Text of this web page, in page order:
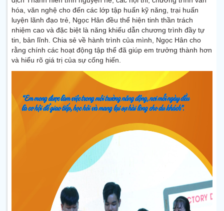
hóa, văn nghệ cho đến các lớp tập huấn kỹ năng, trại huấn
luyện lãnh đạo trẻ, Ngọc Hân đều thể hiện tinh thần trách
nhiệm cao và đặc biệt là năng khiếu dẫn chương trình đầy tự
tin, bản lĩnh. Chia sẻ về hành trình của mình, Ngọc Hân cho
rằng chính các hoạt động tập thể đã giúp em trưởng thành hơn
và hiểu rõ giá trị của sự cống hiến.